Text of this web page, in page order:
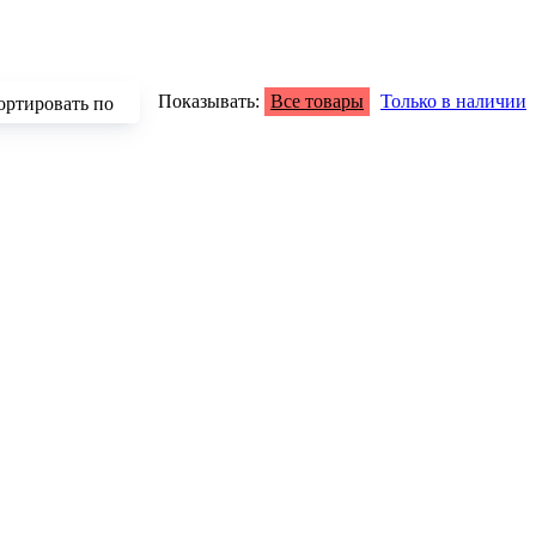
по Показывать: Все товары Только в наличии